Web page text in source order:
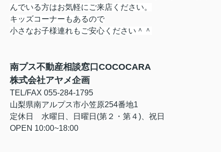
んでいる方はお気軽にご来店ください。
キッズコーナーもあるので
小さなお子様連れもご安心ください＾＾
南プス不動産相談窓口COCOCARA
株式会社アヤメ企画
TEL/FAX 055-284-1795
山梨県南アルプス市小笠原254番地1
定休日 水曜日、日曜日(第２・第４)、祝日
OPEN 10:00~18:00